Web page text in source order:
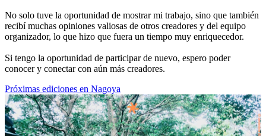
No solo tuve la oportunidad de mostrar mi trabajo, sino que también
recibí muchas opiniones valiosas de otros creadores y del equipo
organizador, lo que hizo que fuera un tiempo muy enriquecedor.
Si tengo la oportunidad de participar de nuevo, espero poder
conocer y conectar con aún más creadores.
Próximas ediciones en Nagoya